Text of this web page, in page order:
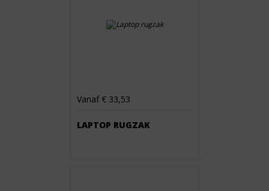
Vanaf € 33,53
LAPTOP RUGZAK